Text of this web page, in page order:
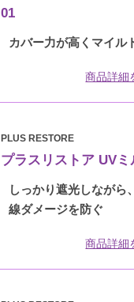
01
カバー力が高くマイル
商品詳細
PLUS RESTORE
プラスリストア UVミ
しっかり遮光しながら
線ダメージを防ぐ
商品詳細